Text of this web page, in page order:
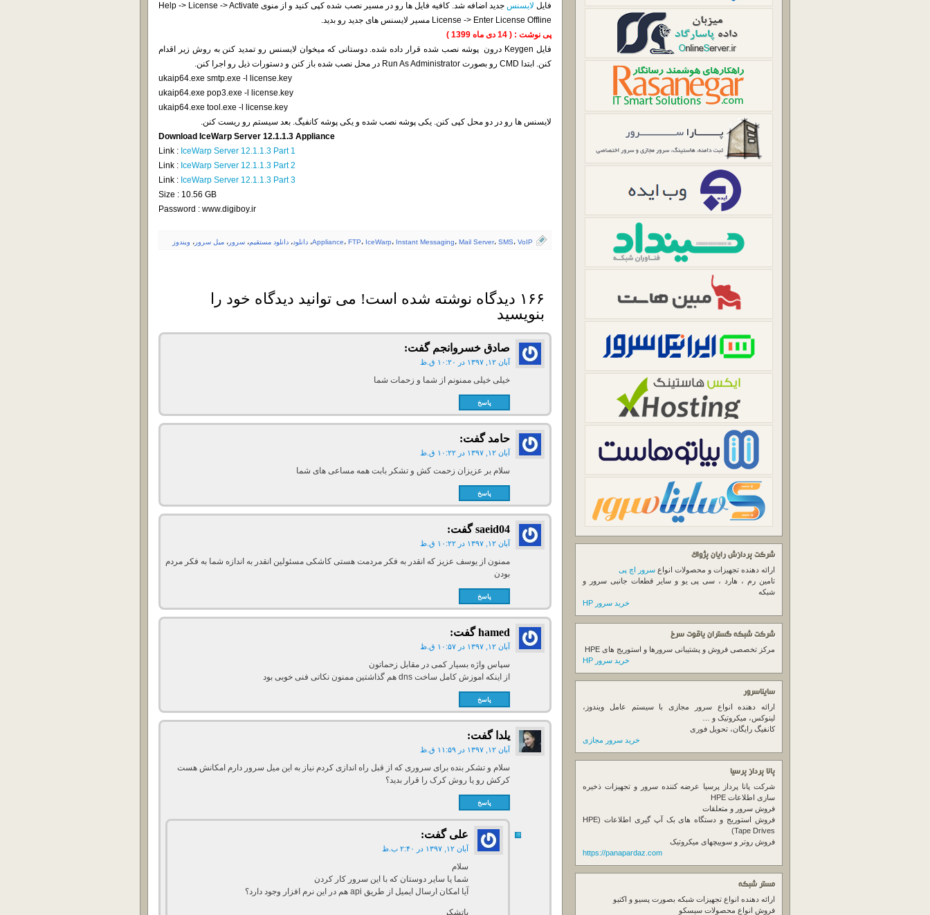
شرکت پردازش رایان پژواک
ارائه دهنده تجهیزات و محصولات انواع سرور اچ پی
تامین رم ، هارد ، سی پی یو و سایر قطعات جانبی سرور و
شبکه
خرید سرور HP
شرکت شبکه گستران یاقوت سرخ
مرکز تخصصی فروش و پشتیبانی سرورها و استوریج های HPE
خرید سرور HP
سایناسرور
ارائه دهنده انواع سرور مجازی با سیستم عامل ویندوز،
لینوکس، میکروتیک و …
کانفیگ رایگان، تحویل فوری
خرید سرور مجازی
پانا پرداز پرسیا
شرکت پانا پرداز پرسیا عرضه کننده سرور و تجهیزات ذخیره
سازی اطلاعات HPE
فروش سرور و متعلقات
فروش استوریج و دستگاه های بک آپ گیری اطلاعات (HPE
Tape Drives)
فروش روتر و سوییچهای میکروتیک
https://panapardaz.com
مستر شبکه
ارائه دهنده انواع تجهیزات شبکه بصورت پسیو و اکتیو
فروش انواع محصولات سیسکو
فایل لایسنس
جدید اضافه شد. کافیه فایل ها رو در مسیر نصب شده کپی کنید و از منوی Help -> License -> Activate
License -> Enter License Offline مسیر لایسنس های جدید رو بدید.
پی نوشت : ( 14 دی ماه 1399 )
فایل Keygen درون پوشه نصب شده قرار داده شده. دوستانی که میخوان لایسنس رو تمدید کنن به روش زیر اقدام
کنن. ابتدا CMD رو بصورت Run As Administrator در محل نصب شده باز کنن و دستورات ذیل رو اجرا کنن.
ukaip64.exe smtp.exe -l license.key
ukaip64.exe pop3.exe -l license.key
ukaip64.exe tool.exe -l license.key
لایسنس ها رو در دو محل کپی کنن. یکی پوشه نصب شده و یکی پوشه کانفیگ. بعد سیستم رو ریست کنن.
Download IceWarp Server 12.1.1.3 Appliance
Link : IceWarp Server 12.1.1.3 Part 1
Link : IceWarp Server 12.1.1.3 Part 2
Link : IceWarp Server 12.1.1.3 Part 3
Size : 10.56 GB
Password : www.digiboy.ir
Appliance، FTP، IceWarp، Instant Messaging، Mail Server، SMS، VoIP ، دانلود، دانلود مستقیم، سرور ، میل سرور ، ویندوز
۱۶۶ دیدگاه نوشته شده است! می توانید دیدگاه خود را
بنویسید
صادق خسروانجم گفت:
آبان ۱۲, ۱۳۹۷ در ۱۰:۲۰ ق.ظ
خیلی خیلی ممنونم از شما و زحمات شما
پاسخ
حامد گفت:
آبان ۱۲, ۱۳۹۷ در ۱۰:۲۲ ق.ظ
سلام بر عزیزان زحمت کش و تشکر بابت همه مساعی های شما
پاسخ
saeid04 گفت:
آبان ۱۲, ۱۳۹۷ در ۱۰:۲۲ ق.ظ
ممنون از یوسف عزیز که انقدر به فکر مردمت هستی کاشکی مسئولین انقدر به اندازه شما به فکر مردم
بودن
پاسخ
hamed گفت:
آبان ۱۲, ۱۳۹۷ در ۱۰:۵۷ ق.ظ
سپاس واژه بسیار کمی در مقابل زحماتون
از اینکه اموزش کامل ساخت dns هم گذاشتین ممنون نکاتی فنی خوبی بود
پاسخ
یلدا گفت:
آبان ۱۲, ۱۳۹۷ در ۱۱:۵۹ ق.ظ
سلام و تشکر بنده برای سروری که از قبل راه اندازی کردم نیاز به این میل سرور دارم امکانش هست
کرکش رو یا روش کرک را قرار بدید؟
پاسخ
علی گفت:
آبان ۱۲, ۱۳۹۷ در ۲:۴۰ ب.ظ
سلام
شما یا سایر دوستان که با این سرور کار کردن
آیا امکان ارسال ایمیل از طریق api هم در این نرم افزار وجود دارد؟
باتشکر